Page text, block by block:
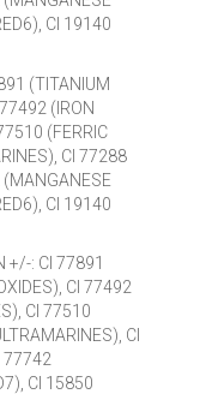
CI 19140
(TITANIUM
(IRON
(FERRIC
CI 77288
(MANGANESE
CI 19140
+/-: CI 77891
CI 77492
CI 77510
CI
77742
CI 15850